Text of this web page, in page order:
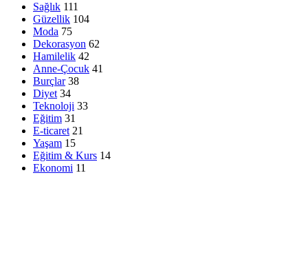
Sağlık 111
Güzellik 104
Moda 75
Dekorasyon 62
Hamilelik 42
Anne-Çocuk 41
Burçlar 38
Diyet 34
Teknoloji 33
Eğitim 31
E-ticaret 21
Yaşam 15
Eğitim & Kurs 14
Ekonomi 11